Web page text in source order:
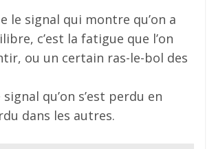
le signal qui montre qu’on a
c’est la fatigue que l’on
ou un certain ras-le-bol des
signal qu’on s’est perdu en
dans les autres.